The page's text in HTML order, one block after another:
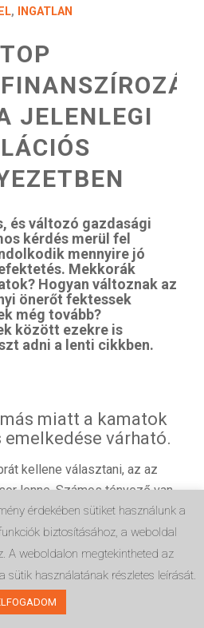
, INGATLAN
TOP
JELENLEGI
és változó gazdasági
kérdés merül fel
mennyire jó
Mekkorák
Hogyan változnak az
önerőt fektessek
még tovább?
között ezekre is
adni a lenti cikkben.
miatt a kamatok
várható.
kellene választani, az az
lenne. Számos tényező van,
is az árak emelkedését
veszteségek
érdekében sütiket használunk a
biztosításához, a weboldal
A weboldalon megtekintheted az
sütik használatának részletes leírását.